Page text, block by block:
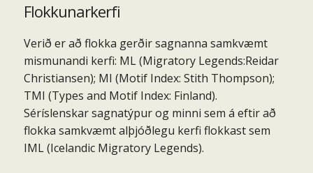
Flokkunarkerfi
Verið er að flokka gerðir sagnanna samkvæmt
mismunandi kerfi: ML (Migratory Legends:Reidar
Christiansen); MI (Motif Index: Stith Thompson);
TMI (Types and Motif Index: Finland).
Séríslenskar sagnatýpur og minni sem á eftir að
flokka samkvæmt alþjóðlegu kerfi flokkast sem
IML (Icelandic Migratory Legends).